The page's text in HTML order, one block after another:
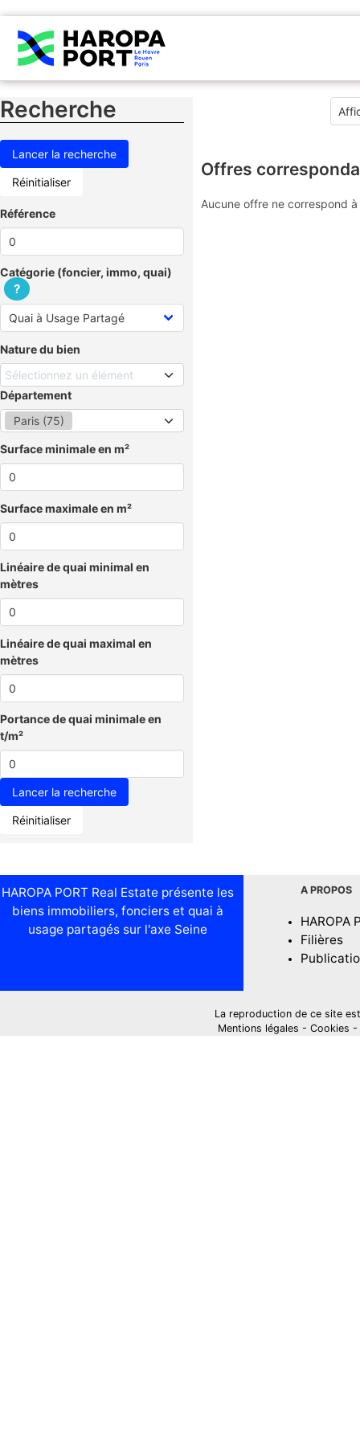
Recherche
Réinitialiser
Référence
Catégorie (foncier, immo, quai)
?
Nature du bien
Sélectionnez un élément
Département
Paris (75)
Surface minimale en m²
Surface maximale en m²
Linéaire de quai minimal en
mètres
Linéaire de quai maximal en
mètres
Portance de quai minimale en
t/m²
Réinitialiser
Offres
Aucune offre ne correspond
HAROPA PORT Real Estate présente les
biens immobiliers, fonciers et quai à
usage partagés sur l'axe Seine
A PROPOS
HAROPA
Filières
La reproduction de ce site
Mentions légales - Cookies -